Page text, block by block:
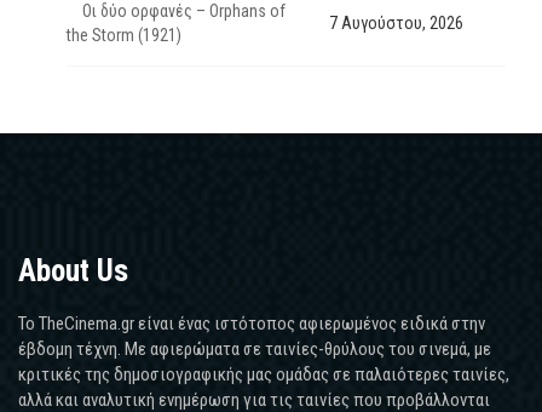
Οι δύο ορφανές – Orphans of
the Storm (1921)
7 Αυγούστου, 2026
About Us
Το TheCinema.gr είναι ένας ιστότοπος αφιερωμένος ειδικά στην
έβδομη τέχνη. Με αφιερώματα σε ταινίες-θρύλους του σινεμά, με
κριτικές της δημοσιογραφικής μας ομάδας σε παλαιότερες ταινίες,
αλλά και αναλυτική ενημέρωση για τις ταινίες που προβάλλονται